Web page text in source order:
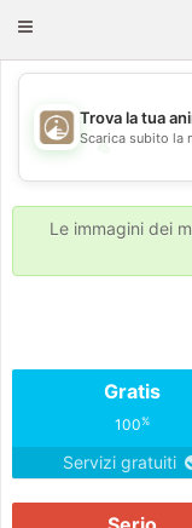
Toggle
💖
Trova la tua
Scarica subito la
Le immagini dei
Gratis
100%
Servizi gratuiti